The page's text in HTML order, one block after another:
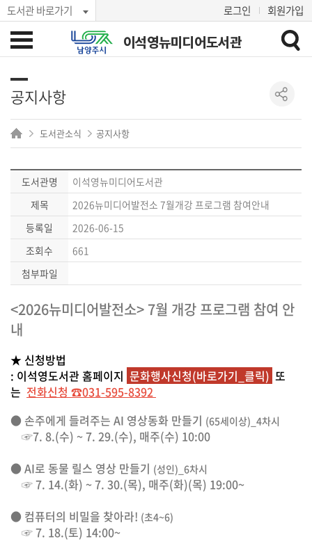
도서관 바로가기 로그인 회원가입
이석영뉴미디어도서관
공지사항
도서관소식 공지사항
도서관명
이석영뉴미디어도서관
제목
2026뉴미디어발전소 7월개강 프로그램 참여안내
등록일
2026-06-15
조회수
661
첨부파일
<2026뉴미디어발전소> 7월 개강 프로그램 참여 안
내
★ 신청방법
: 이석영도서관 홈페이지 문화행사신청(바로가기_클릭) 또
는 전화신청 ☎031-595-8392
● 손주에게 들려주는 AI 영상동화 만들기 (65세이상)_4차시
☞7. 8.(수) ~ 7. 29.(수), 매주(수) 10:00
● AI로 동물 릴스 영상 만들기 (성인)_6차시
☞ 7. 14.(화) ~ 7. 30.(목), 매주(화)(목) 19:00~
● 컴퓨터의 비밀을 찾아라! (초4~6)
☞ 7. 18.(토) 14:00~